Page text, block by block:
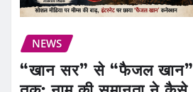
NEWS
“खान सर” से “फैजल खान”